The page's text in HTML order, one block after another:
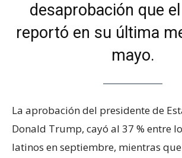
desaprobación que
reportó en su última
mayo.
La aprobación del presidente de
Donald Trump, cayó al 37 % entre
latinos en septiembre, mientras